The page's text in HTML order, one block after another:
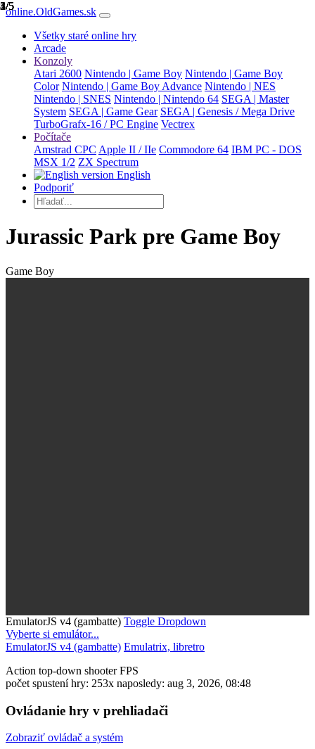
online.OldGames.sk
Všetky staré online hry
Arcade
Konzoly
Atari 2600 Nintendo | Game Boy Nintendo | Game Boy
Color Nintendo | Game Boy Advance Nintendo | NES
Nintendo | SNES Nintendo | Nintendo 64 SEGA | Master
System SEGA | Game Gear SEGA | Genesis / Mega Drive
TurboGrafx-16 / PC Engine Vectrex
Počítače
Amstrad CPC Apple II / IIe Commodore 64 IBM PC - DOS
MSX 1/2 ZX Spectrum
English
Podporiť
Jurassic Park pre Game Boy
Game Boy
EmulatorJS v4 (gambatte) Toggle Dropdown
Vyberte si emulátor...
EmulatorJS v4 (gambatte) Emulatrix, libretro
Action top-down shooterFPS
počet spustení hry: 253x naposledy: aug 3, 2026, 08:48
Ovládanie hry v prehliadači
Zobraziť ovládač a systém
1/5
2/5
3/5
4/5
5/5